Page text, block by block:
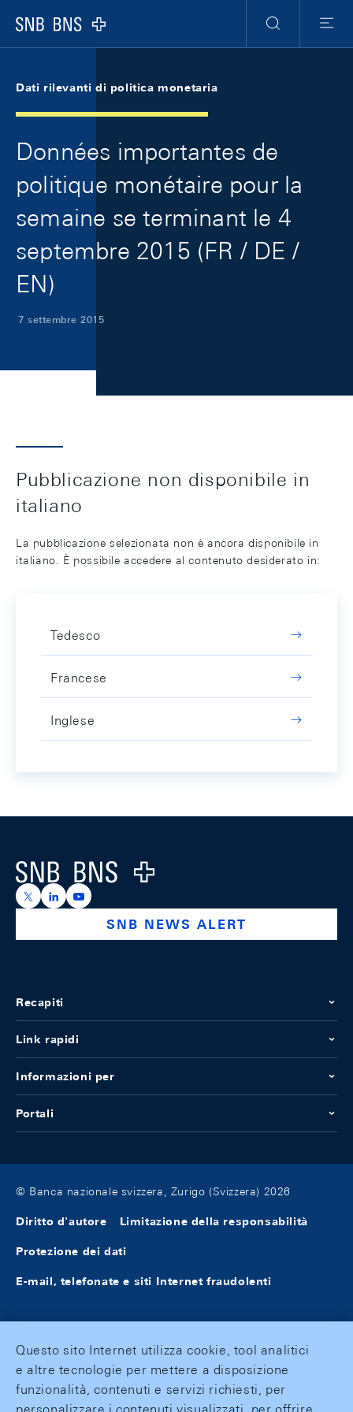
Logo
Ricerca
Menu
Dati rilevanti di politica monetaria
Données importantes de
politique monétaire pour la
semaine se terminant le 4
septembre 2015 (FR / DE /
EN)
7 settembre 2015
Pubblicazione non disponibile in
italiano
La pubblicazione selezionata non è ancora disponibile in
italiano. È possibile accedere al contenuto desiderato in:
Tedesco
Francese
Inglese
Logo
https://x.com/snb_bns
https://ch.linkedin.com/company/swiss-national-
https://www.youtube.com/@swissnationalbank
SNB NEWS ALERT
Recapiti
Link rapidi
Informazioni per
Portali
© Banca nazionale svizzera, Zurigo (Svizzera) 2026
Diritto d'autore Limitazione della responsabilità
Protezione dei dati
E-mail, telefonate e siti Internet fraudolenti
Questo sito Internet utilizza cookie, tool analitici
e altre tecnologie per mettere a disposizione
funzionalità, contenuti e servizi richiesti, per